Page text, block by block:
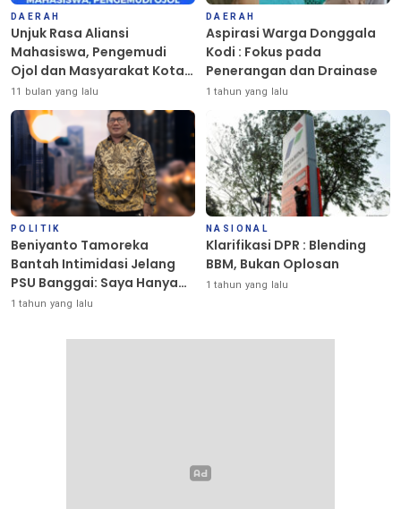
DAERAH
Unjuk Rasa Aliansi
Mahasiswa, Pengemudi
Ojol dan Masyarakat Kota
Palu Berlangsung Damai
11 bulan yang lalu
DAERAH
Aspirasi Warga Donggala
Kodi : Fokus pada
Penerangan dan Drainase
1 tahun yang lalu
POLITIK
Beniyanto Tamoreka
Bantah Intimidasi Jelang
PSU Banggai: Saya Hanya
Ingin Redakan Suasana
1 tahun yang lalu
NASIONAL
Klarifikasi DPR : Blending
BBM, Bukan Oplosan
1 tahun yang lalu